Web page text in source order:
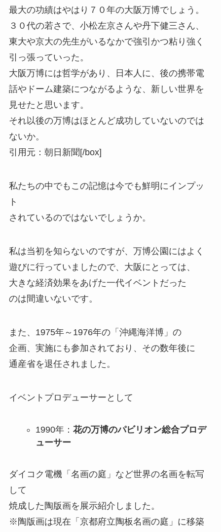
最大の功績はやはり７０年の大阪万博でしょう。
３０代の若さで、小松左京さんや丹下健三さん、
東大や京大の先生がいるなかで強引かつ粘り強く
引っ張っていった。
大阪万博には哲学があり、日本人に、後の携帯電
話やドーム建築につながるような、新しい世界を
見せたと思います。
それ以後の万博はほとんど成功していないのでは
ないか。
引用元：朝日新聞 [/box]
私たちの中でもこの記憶は今でも鮮明にインプッ
ト
されているのではないでしょうか。
私は当初を知らないのですが、万博公園にはよく
遊びに行っていましたので、大阪にとっては、
大きな経済効果をあげた一代イベントだった
のは間違いないです。
また、1975年～1976年の「沖縄海洋博」の
企画、実施にも参加されており、その数年後に
通産省を退任されました。
イベントプロデューサーとして
1990年： 花の万博のパビリオン総合プロデ
ューサー
ダイコク電機「名画の庭」など世界の名画を転写
して
焼成した陶版画を展示紹介しました。
※陶版画は現在「京都府立陶板名画の庭」に移築